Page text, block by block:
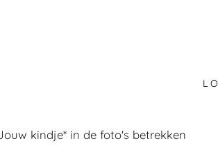
L
kindje* in de foto's betrekken